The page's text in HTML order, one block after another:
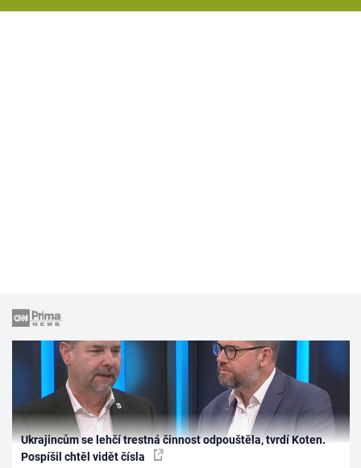
Ukrajincům se lehčí trestná činnost odpouštěla, tvrdí Koten.
Pospíšil chtěl vidět čísla